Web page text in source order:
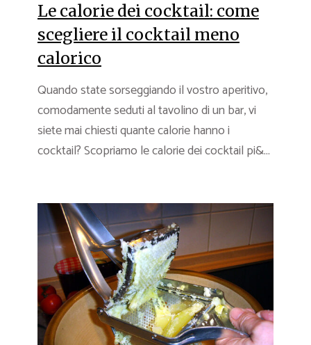
Le calorie dei cocktail: come
scegliere il cocktail meno
calorico
Quando state sorseggiando il vostro aperitivo,
comodamente seduti al tavolino di un bar, vi
siete mai chiesti quante calorie hanno i
cocktail? Scopriamo le calorie dei cocktail pi&...